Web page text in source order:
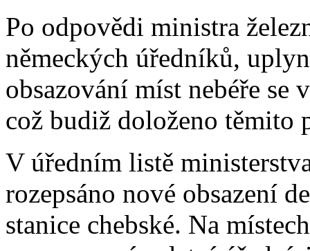
Po odpovědi ministra
německých úředníků,
obsazování míst nebéře se
což budiž doloženo těmito
V úředním listě
rozepsáno nové obsazení
stanice chebské. Na